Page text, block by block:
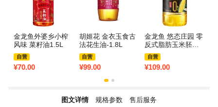
金龙鱼外婆乡小榨
风味 菜籽油1.5L
自营
¥70.00
胡姬花 金衣玉食古
法花生油-1.8L
自营
¥99.00
金龙鱼 悠态庄园 零
反式脂肪玉米胚芽
油压榨一级食用油
非转基因 4L
自营
¥109.00
图文详情 规格参数 售后服务